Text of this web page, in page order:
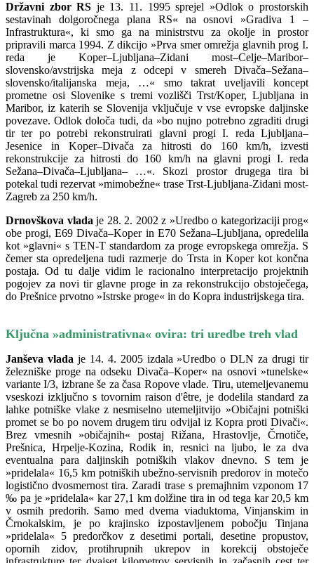
Državni zbor RS je 13. 11. 1995 sprejel »Odlok o prostorskih
sestavinah dolgoročnega plana RS« na osnovi »Gradiva 1 –
Infrastruktura«, ki smo ga na ministrstvu za okolje in prostor
pripravili marca 1994. Z dikcijo »Prva smer omrežja glavnih prog I.
reda je Koper–Ljubljana–Zidani most–Celje–Maribor–
slovensko/avstrijska meja z odcepi v smereh Divača–Sežana–
slovensko/italijanska meja, …« smo takrat uveljavili koncept
prometne osi Slovenike s tremi vozlišči Trst/Koper, Ljubljana in
Maribor, iz katerih se Slovenija vključuje v vse evropske daljinske
povezave. Odlok določa tudi, da »bo nujno potrebno zgraditi drugi
tir ter po potrebi rekonstruirati glavni progi I. reda Ljubljana–
Jesenice in Koper–Divača za hitrosti do 160 km/h, izvesti
rekonstrukcije za hitrosti do 160 km/h na glavni progi I. reda
Sežana–Divača–Ljubljana– …«. Skozi prostor drugega tira bi
potekal tudi rezervat »mimobežne« trase Trst-Ljubljana-Zidani most-
Zagreb za 250 km/h.
Drnovškova vladaje 28. 2. 2002 z »Uredbo o kategorizaciji prog«
obe progi, E69 Divača–Koper in E70 Sežana–Ljubljana, opredelila
kot »glavni« s TEN-T standardom za proge evropskega omrežja. S
čemer sta opredeljena tudi razmerje do Trsta in Koper kot končna
postaja. Od tu dalje vidim le racionalno interpretacijo projektnih
pogojev za novi tir glavne proge in za rekonstrukcijo obstoječega,
do Prešnice prvotno »Istrske proge« in do Kopra industrijskega tira.
Ključna »administrativna« ovira: tri uredbe treh vlad
Janševa vladaje 14. 4. 2005 izdala »Uredbo o DLN za drugi tir
železniške proge na odseku Divača–Koper« na osnovi »tunelske«
variante I/3, izbrane še za časa Ropove vlade. Tiru, utemeljevanemu
vseskozi izključno s tovornim raison d'être, je dodelila standard za
lahke potniške vlake z nesmiselno utemeljitvijo »Običajni potniški
promet se bo po novem drugem tiru odvijal iz Kopra proti Divači«.
Brez vmesnih »običajnih« postaj Rižana, Hrastovlje, Črnotiče,
Prešnica, Hrpelje-Kozina, Rodik in, resnici na ljubo, le za dva
eventualna para daljinskih potniških vlakov dnevno. S tem je
»pridelala« 16,5 km potniških ubežno-servisnih predorov in motečo
logistično dvosmernost tira. Zaradi trase s premajhnim vzponom 17
‰ pa je »pridelala« kar 27,1 km dolžine tira in od tega kar 20,5 km
v osmih predorih. Samo med dvema viaduktoma, Vinjanskim in
Črnokalskim, je po krajinsko izpostavljenem pobočju Tinjana
»pridelala« 5 predorčkov z desetimi portali, desetine propustov,
opornih zidov, protihrupnih ukrepov in korekcij obstoječe